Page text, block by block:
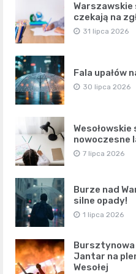
czekają na
31 lipca 2026
Fala upałów
30 lipca 2026
Wesołowskie
nowoczesne
7 lipca 2026
Burze nad
silne opady!
1 lipca 2026
Bursztynowa
Jantar na
Wesołej